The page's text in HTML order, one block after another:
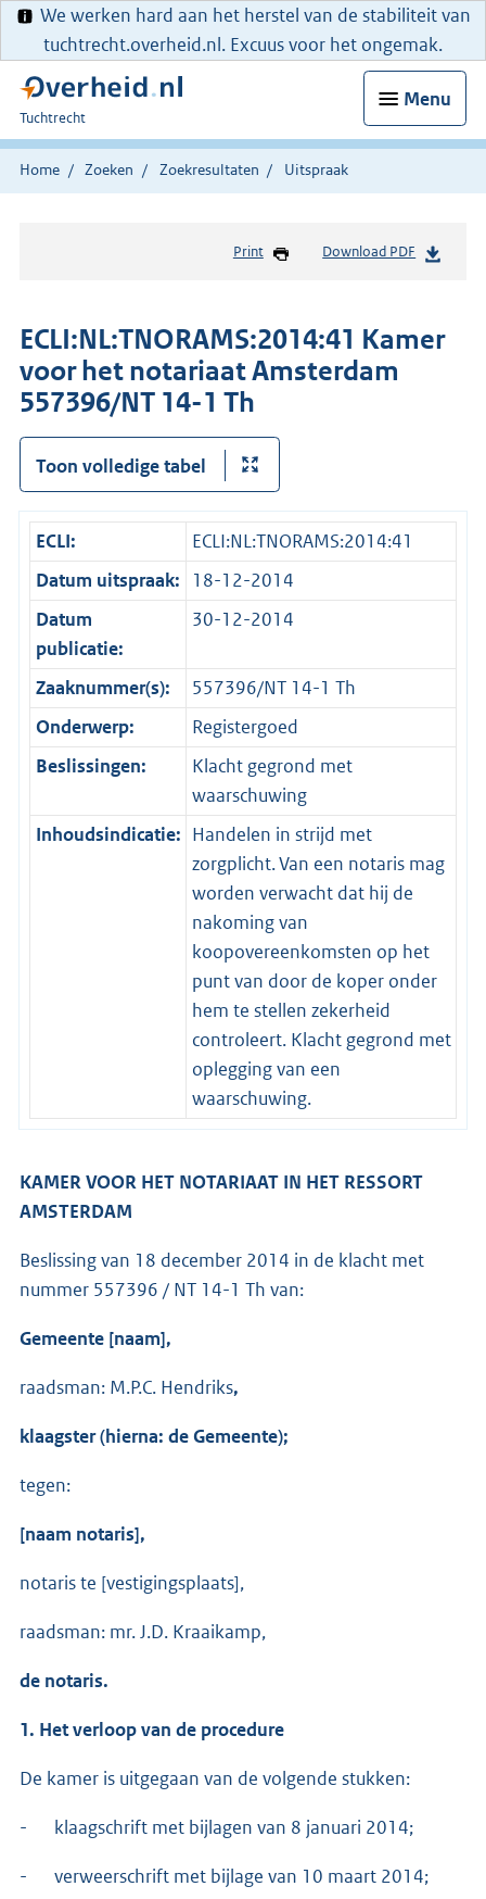
We werken hard aan het herstel van de stabiliteit van
tuchtrecht.overheid.nl. Excuus voor het ongemak.
Menu
U
bent
hier:
Tuchtrecht
Home Zoeken Zoekresultaten Uitspraak
Print Download PDF
ECLI:NL:TNORAMS:2014:41 Kamer
voor het notariaat Amsterdam
557396/NT 14-1 Th
Toon volledige tabel
ECLI:
ECLI:NL:TNORAMS:2014:41
Datum uitspraak:
18-12-2014
Datum
publicatie:
30-12-2014
Zaaknummer(s):
557396/NT 14-1 Th
Onderwerp:
Registergoed
Beslissingen:
Klacht gegrond met
waarschuwing
Inhoudsindicatie: Handelen in strijd met
zorgplicht. Van een notaris mag
worden verwacht dat hij de
nakoming van
koopovereenkomsten op het
punt van door de koper onder
hem te stellen zekerheid
controleert. Klacht gegrond met
oplegging van een
waarschuwing.
KAMER VOOR HET NOTARIAAT IN HET RESSORT
AMSTERDAM
Beslissing van 18 december 2014 in de klacht met
nummer 557396 / NT 14-1 Th van:
Gemeente [naam],
raadsman: M.P.C. Hendriks,
klaagster (hierna: de Gemeente);
tegen:
[naam notaris],
notaris te [vestigingsplaats],
raadsman: mr. J.D. Kraaikamp,
de notaris.
1. Het verloop van de procedure
De kamer is uitgegaan van de volgende stukken:
- klaagschrift met bijlagen van 8 januari 2014;
- verweerschrift met bijlage van 10 maart 2014;